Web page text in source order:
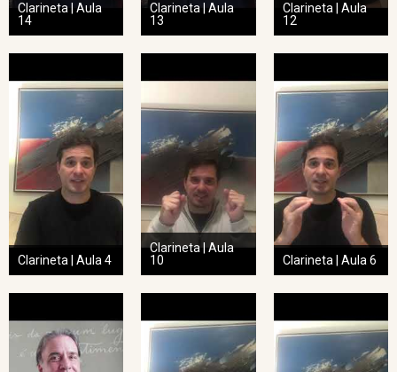
Clarineta | Aula
14
Clarineta | Aula
13
Clarineta | Aula
12
Clarineta | Aula 4
Clarineta | Aula
10
Clarineta | Aula 6